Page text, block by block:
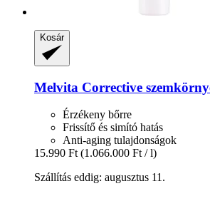
Kosár
Melvita Corrective
Érzékeny bőrre
Frissítő és simító hatás
Anti-aging tulajdonságok
15.990 Ft (1.066.000 Ft / l)
Szállítás eddig: augusztus 11.